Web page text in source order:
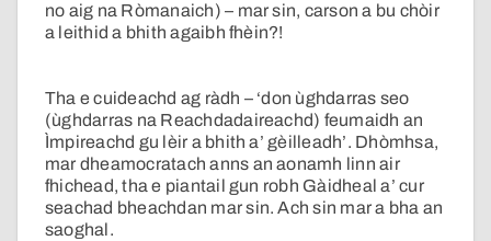
no aig na Ròmanaich) – mar sin, carson a bu chòir
a leithid a bhith agaibh fhèin?!
Tha e cuideachd ag ràdh – ‘don ùghdarras seo
(ùghdarras na Reachdadaireachd) feumaidh an
Ìmpireachd gu lèir a bhith a’ gèilleadh’. Dhòmhsa,
mar dheamocratach anns an aonamh linn air
fhichead, tha e piantail gun robh Gàidheal a’ cur
seachad bheachdan mar sin. Ach sin mar a bha an
saoghal.